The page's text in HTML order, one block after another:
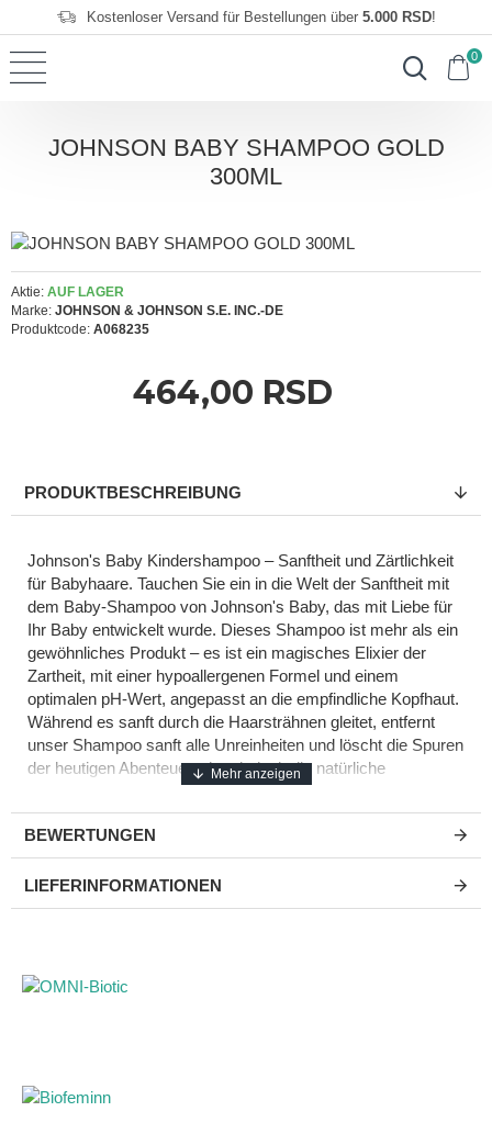
Kostenloser Versand für Bestellungen über 5.000 RSD!
0
JOHNSON BABY SHAMPOO GOLD
300ML
464,00 RSD
Aktie: AUF LAGER
Marke: JOHNSON & JOHNSON S.E. INC.-DE
Produktcode: A068235
PRODUKTBESCHREIBUNG
Johnson's Baby Kindershampoo – Sanftheit und Zärtlichkeit
für Babyhaare. Tauchen Sie ein in die Welt der Sanftheit mit
dem Baby-Shampoo von Johnson's Baby, das mit Liebe für
Ihr Baby entwickelt wurde. Dieses Shampoo ist mehr als ein
gewöhnliches Produkt – es ist ein magisches Elixier der
Zartheit, mit einer hypoallergenen Formel und einem
optimalen pH-Wert, angepasst an die empfindliche Kopfhaut.
Während es sanft durch die Haarsträhnen gleitet, entfernt
unser Shampoo sanft alle Unreinheiten und löscht die Spuren
der heutigen Abenteuer, ohne jedoch die natürliche
Hydrolipidschicht der Kopfhaut zu zerstören. Und das alles
ohne schädliche Inhaltsstoffe wie Parabene, Phthalate,
Alkohol, Farbstoffe und Seifen. Mit jeder Spülung wäscht
diese strahlende Formel Unreinheiten weg und hinterlässt nur
strahlende Reinheit. Die einzigartige Formulierung unseres
Shampoos ist wie ein sanftes Lied, das Ihr Kind sanft
entwickelt haben, um Ihnen Momente der Pflege ohne
unnötige Tränen zu bieten. Stattdessen fühlt sich Ihr Baby
einer magischen Reise zur Zärtlichkeit. Genießen Sie jeden
BEWERTUNGEN
LIEFERINFORMATIONEN